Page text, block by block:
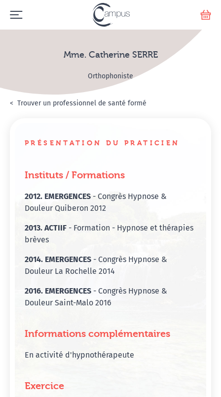
Mme. Catherine SERRE
Orthophoniste
Accueil
Annuaire Hypnosanté
Trouver un professionnel de santé formé
PRÉSENTATION DU PRATICIEN
Instituts / Formations
2012. EMERGENCES - Congrès Hypnose &
Douleur Quiberon 2012
2013. ACTIIF - Formation - Hypnose et thérapies
brèves
2014. EMERGENCES - Congrès Hypnose &
Douleur La Rochelle 2014
2016. EMERGENCES - Congrès Hypnose &
Douleur Saint-Malo 2016
Informations complémentaires
En activité d'hypnothérapeute
Exercice